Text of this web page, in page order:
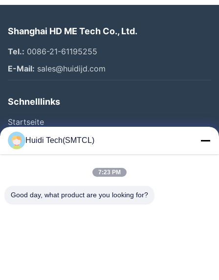
Shanghai HD ME Tech Co., Ltd.
Tel.: 0086-21-61195255
E-Mail: sales@huidijd.com
Schnelllinks
Startseite
Produkte
Videos
Fabrik Tour
Huidi Tech(SMTCL)
7:23 PM
Good day, what product are you looking for?